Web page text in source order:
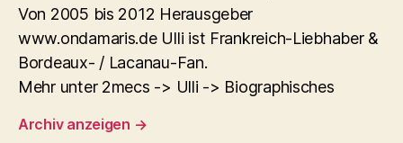
Von 2005 bis 2012 Herausgeber
www.ondamaris.de Ulli ist Frankreich-Liebhaber &
Bordeaux- / Lacanau-Fan.
Mehr unter 2mecs -> Ulli -> Biographisches
Archiv anzeigen →